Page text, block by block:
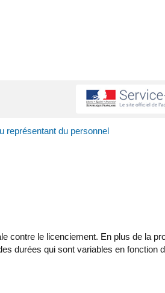
représentant du personnel
contre le licenciement. En plus de la
durées qui sont variables en fonction